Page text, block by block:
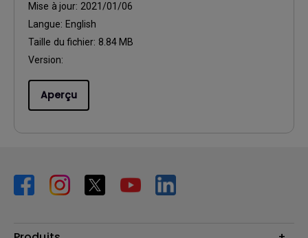
Mise à jour: 2021/01/06
Langue: English
Taille du fichier: 8.84 MB
Version:
Aperçu